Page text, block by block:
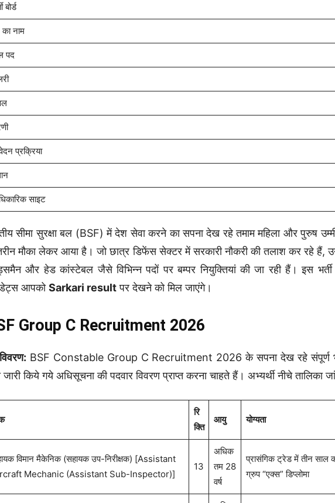
बोर्ड
नाम
पद
प्रक्रिया
साइट
सीमा सुरक्षा बल (BSF) में देश सेवा करने का सपना देख रहे तमाम महिला और पुरुष
मौका लेकर आया है। जो छात्र डिफेंस सेक्टर में सरकारी नौकरी की तलाश कर रहे हैं,
और हेड कांस्टेबल जैसे विभिन्न पदों पर बम्पर नियुक्तियां की जा रही हैं। इस
आपकोSarkari resultपर देखने को मिल जाएंगे।
Group C Recruitment 2026
BSF Constable Group C Recruitment 2026 के सपना देख रहे संपूर्ण भारत
जारी किये गये अधिसूचना की पदवार विवरण प्राप्त करना चाहते हैं। अभ्यर्थी नीचे
रि
क्ति
आयु योग्यता
विमान मैकेनिक (सहायक उप-निरीक्षक) [Assistant
Mechanic (Assistant Sub-Inspector)]
13
अधिक
तम 28
वर्ष
प्रासंगिक ट्रेड में तीन साल का
ग्रुप “एक्स” डिप्लोमा